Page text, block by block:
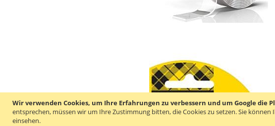
Wir verwenden Cookies, um Ihre Erfahrungen zu verbessern und um Google
entsprechen, müssen wir um Ihre Zustimmung bitten, die Cookies zu setzen.Sie können
einsehen.